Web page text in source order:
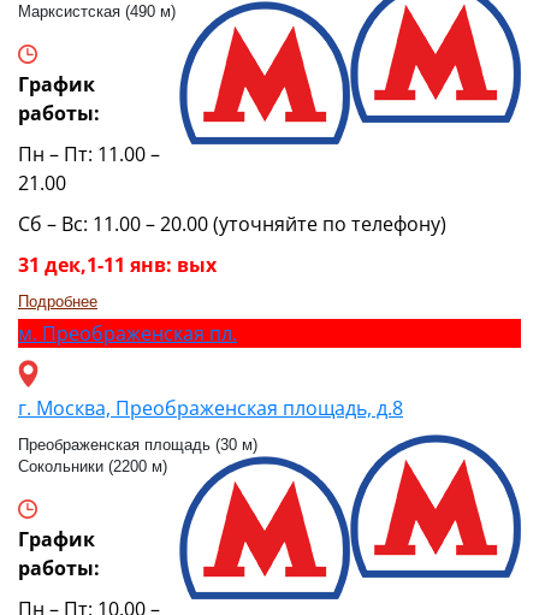
Марксистская (490 м)
График
работы:
Пн – Пт: 11.00 –
21.00
Сб – Вс: 11.00 – 20.00 (уточняйте по телефону)
31 дек,1-11 янв: вых
Подробнее
м. Преображенская пл.
г. Москва, Преображенская площадь, д.8
Преображенская площадь (30 м)
Сокольники (2200 м)
График
работы:
Пн – Пт: 10.00 –